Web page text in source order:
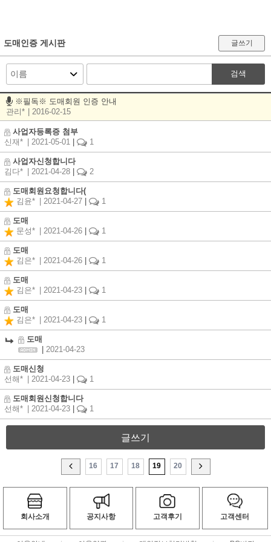
도매인증 게시판 글쓰기
검색
※필독※ 도매회원 인증 안내
관리*
| 2016-02-15
사업자등록증 첨부
신재*
| 2021-05-01 1
사업자신청합니다
김다*
| 2021-04-28 2
도매회원요청합니다(
김윤*
| 2021-04-27 1
도매
문성*
| 2021-04-26 1
도매
김은*
| 2021-04-26 1
도매
김은*
| 2021-04-23 1
도매
김은*
| 2021-04-23 1
도매
2021-04-23
도매신청
선해*
| 2021-04-23 1
도매회원신청합니다
선해*
| 2021-04-23 1
글쓰기
16 17 18 19 20
회사소개 공지사항 고객후기 고객센터